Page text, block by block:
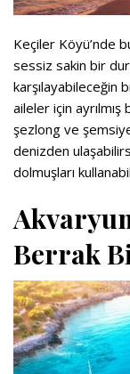
Keçiler Köyü’nde
sessiz sakin bir
karşılayabileceğin
aileler için
şezlong ve
denizden
dolmuşları
Berrak